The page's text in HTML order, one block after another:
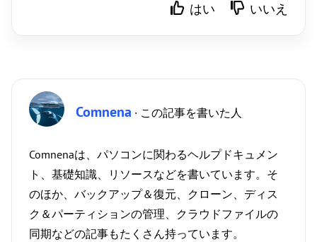
はい いいえ
Comnena · この記事を書いた人
Comnenaは、パソコンに関わるヘルプドキュメン
ト、基礎知識、リソースなどを書いています。そ
のほか、バックアップ＆復元、クローン、ディス
ク＆パーティションの管理、クラウドファイルの
同期などの記事もたくさん持っています。